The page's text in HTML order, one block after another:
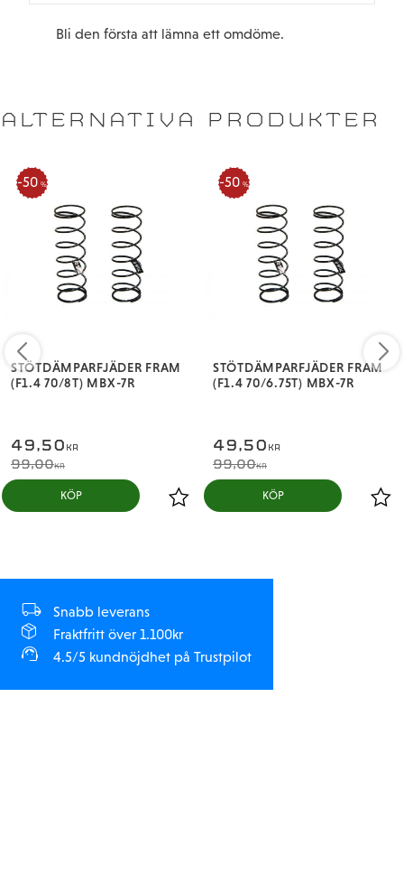
Bli den första att lämna ett omdöme.
ALTERNATIVA PRODUKTER
STÖTDÄMPARFJÄDER FRAM
(F1.4 70/8T) MBX-7R
49,50 KR
99,00KR
50 %
KÖP
STÖTDÄMPARFJÄDER FRAM
(F1.4 70/6.75T) MBX-7R
49,50 KR
99,00KR
50 %
KÖP
Snabb leverans
Fraktfritt över 1.100kr
4.5/5 kundnöjdhet på Trustpilot